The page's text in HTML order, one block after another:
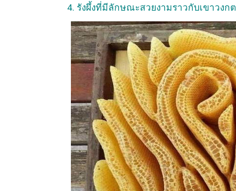
4. รังผึ้งที่มีลักษณะสวยงามราวกับเขาวงกต